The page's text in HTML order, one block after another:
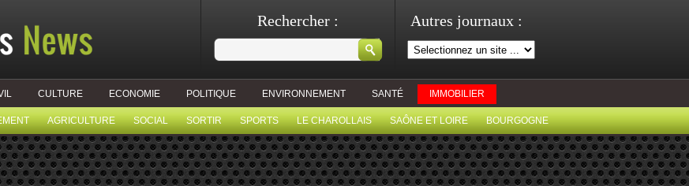
Autres journaux :
Rechercher :
CULTURE ECONOMIE POLITIQUE ENVIRONNEMENT SANTÉ IMMOBILIER
AGRICULTURE SOCIAL SORTIR SPORTS LE CHAROLLAIS SAÔNE ET LOIRE BOURGOGNE